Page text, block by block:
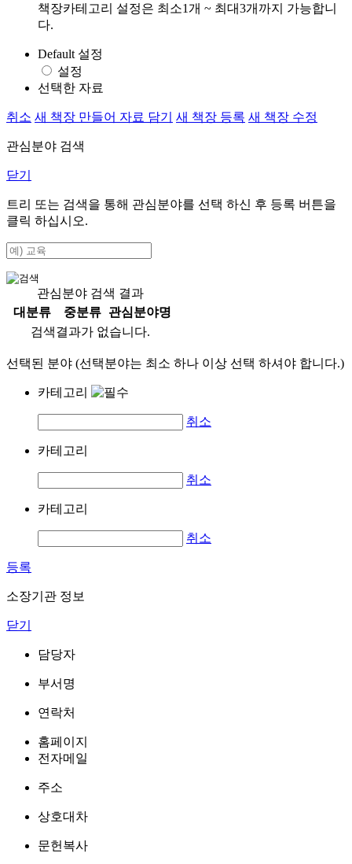
책장카테고리 설정은 최소1개 ~ 최대3개까지 가능합니
다.
Default 설정
설정
선택한 자료
취소 새 책장 만들어 자료 담기 새 책장 등록 새 책장 수정
관심분야 검색
닫기
트리 또는 검색을 통해 관심분야를 선택 하신 후 등록 버튼을
클릭 하십시오.
관심분야 검색 결과
대분류
중분류
관심분야명
검색결과가 없습니다.
선택된 분야 (선택분야는 최소 하나 이상 선택 하셔야 합니다.)
카테고리
취소
카테고리
취소
카테고리
취소
등록
소장기관 정보
닫기
담당자
부서명
연락처
홈페이지
전자메일
주소
상호대차
문헌복사